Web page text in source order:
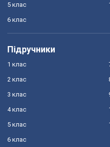
5 клас
6 клас
Підручники
1 клас
2 клас
3 клас
4 клас
5 клас
6 клас